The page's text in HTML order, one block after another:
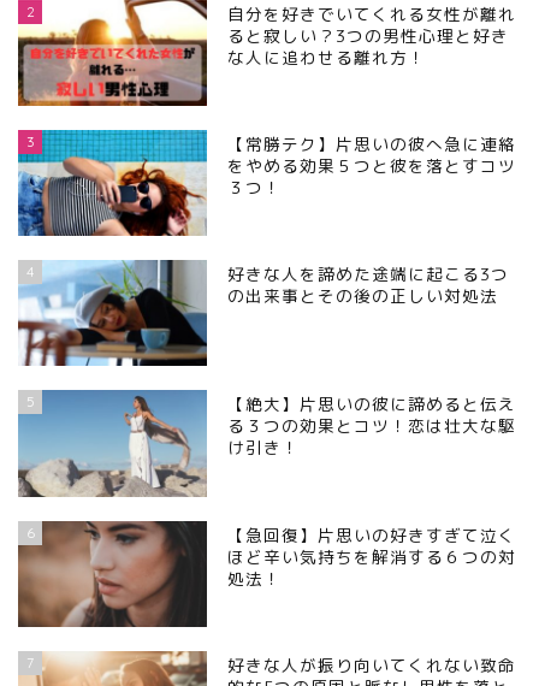
2
自分を好きでいてくれる女性が離れ
ると寂しい？3つの男性心理と好き
な人に追わせる離れ方！
3
【常勝テク】片思いの彼へ急に連絡
をやめる効果５つと彼を落とすコツ
３つ！
4
好きな人を諦めた途端に起こる3つ
の出来事とその後の正しい対処法
5
【絶大】片思いの彼に諦めると伝え
る３つの効果とコツ！恋は壮大な駆
け引き！
6
【急回復】片思いの好きすぎて泣く
ほど辛い気持ちを解消する６つの対
処法！
7
好きな人が振り向いてくれない致命